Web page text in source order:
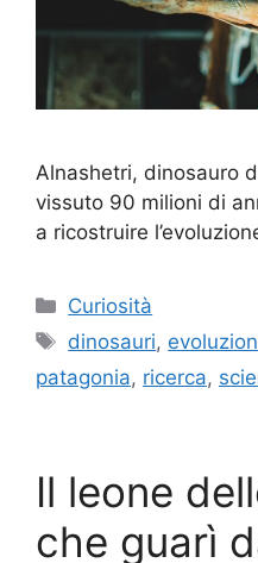
Alnashetri, dinosauro
vissuto 90 milioni di
a ricostruire
Categorie
Curiosità
Tag
dinosauri,
patagonia, ricerca,
Il leone
che guarì